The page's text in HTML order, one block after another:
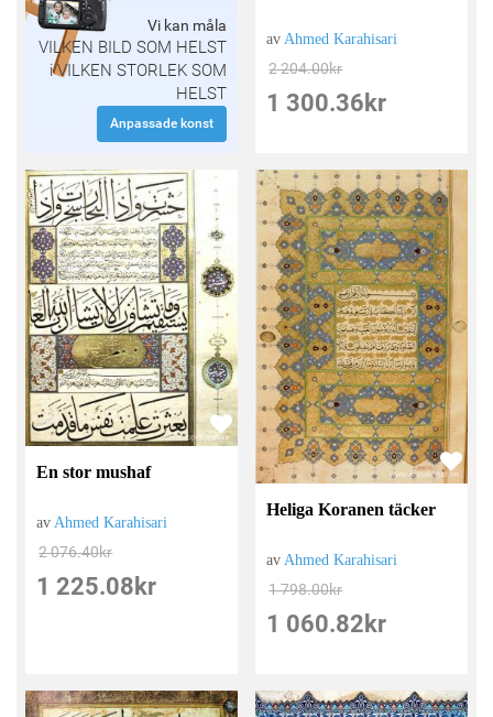
Vi kan måla
VILKEN BILD SOM HELST
i VILKEN STORLEK SOM
HELST
Anpassade konst
avAhmed Karahisari
2 204.00kr
1 300.36 kr
En stor mushaf
avAhmed Karahisari
2 076.40kr
1 225.08 kr
Heliga Koranen täcker
av Ahmed Karahisari
1 798.00kr
1 060.82 kr